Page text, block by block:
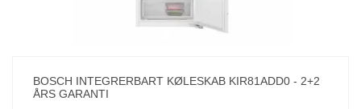
BOSCH INTEGRERBART KØLESKAB KIR81ADD0 - 2+2
ÅRS GARANTI